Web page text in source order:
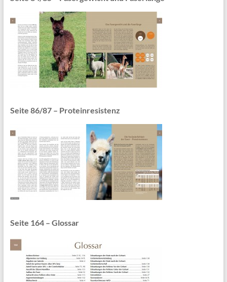
Seite 86/87 – Proteinresistenz
Seite 164 – Glossar